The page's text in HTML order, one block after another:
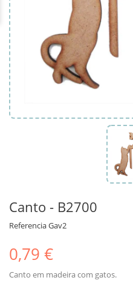
Canto - B2700
ReferenciaGav2
0,79 €
Canto em madeira com gatos.